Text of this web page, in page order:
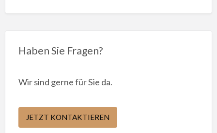
Haben Sie Fragen?
Wir sind gerne für Sie da.
JETZT KONTAKTIEREN